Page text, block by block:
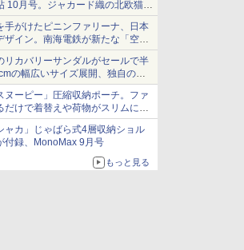
10月号。ジャカード織の北欧猫デ
手がけたピニンファリーナ、日本
ザイン。南海電鉄が新たな「空港
わ筋線へ導入
リカバリーサンダルがセールで半
の幅広いサイズ展開、独自のク
を採用
ヌーピー」圧縮収納ポーチ。ファ
だけで着替えや荷物がスリムにま
ャカ」じゃばら式4層収納ショル
付録、MonoMax 9月号
もっと見る